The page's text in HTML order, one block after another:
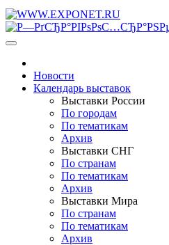
Новости
Календарь выставок
Выставки России
По городам
По тематикам
Архив
Выставки СНГ
По странам
По тематикам
Архив
Выставки Мира
По странам
По тематикам
Архив